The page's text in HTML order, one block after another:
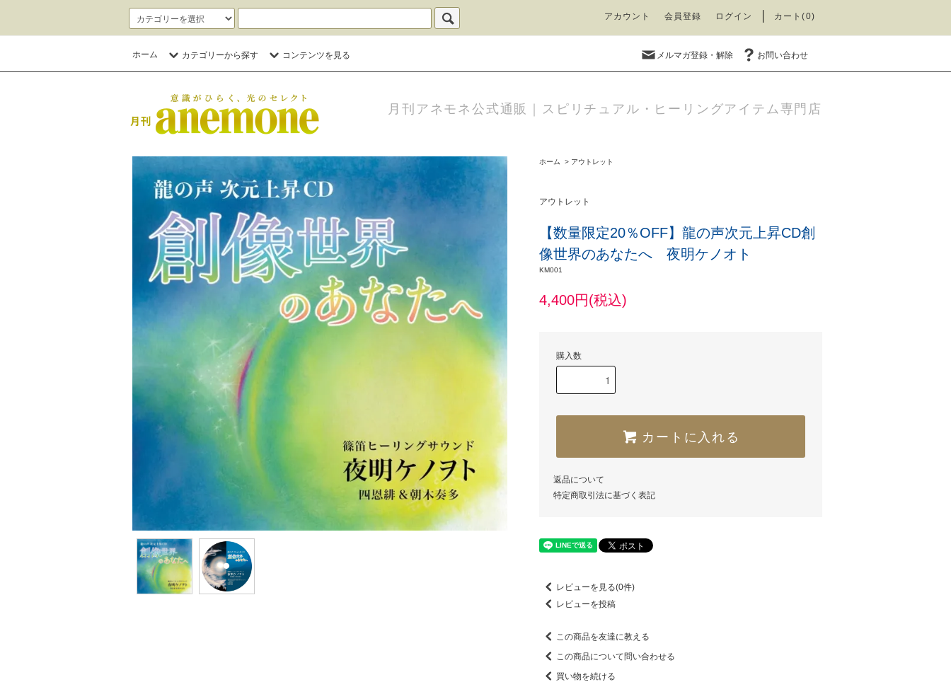
アカウント 会員登録 ログイン カート(0)
ホーム カテゴリーから探す コンテンツを見る メルマガ登録・解除 お問い合わせ
月刊アネモネ公式通販｜スピリチュアル・ヒーリングアイテム専門店
ホーム > アウトレット
アウトレット
【数量限定20％OFF】龍の声次元上昇CD創
像世界のあなたへ 夜明ケノオト
KM001
4,400円(税込)
購入数
カートに入れる
返品について
特定商取引法に基づく表記
レビューを見る(0件)
レビューを投稿
この商品を友達に教える
この商品について問い合わせる
買い物を続ける